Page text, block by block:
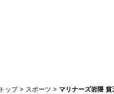
トップ スポーツ
マリナーズ岩隈